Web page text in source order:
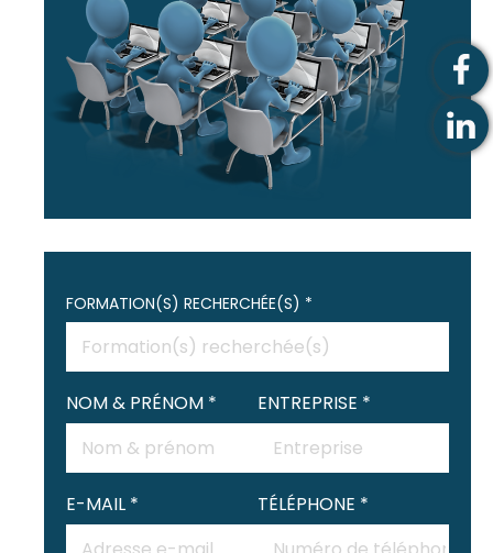
FORMATION(S) RECHERCHÉE(S) *
NOM & PRÉNOM * ENTREPRISE *
E-MAIL * TÉLÉPHONE *